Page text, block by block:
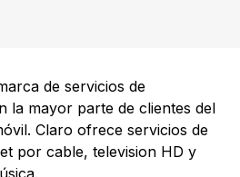
de servicios de
la mayor parte de clientes del
Claro ofrece servicios de
por cable, television HD y